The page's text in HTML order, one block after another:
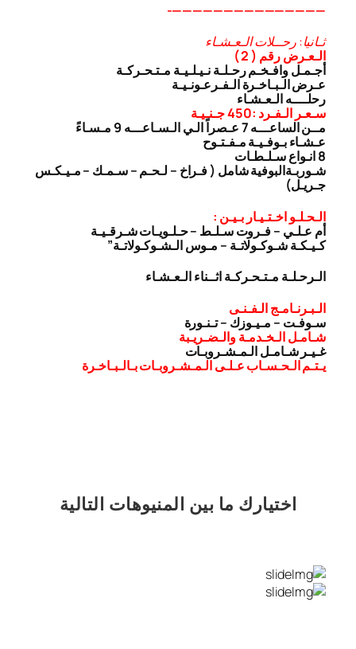
———————————————-
ثـانيا: رحــلات الـعـشـاء
الـعـرض رقم ( 2 )
أجـمـل وافـخـم رحـلـة نـيـلـيـة مـتـحـركـة
عـرض الـبـاخـرة الـفـرعـونـيـة
رحلــــه الـعـشـاء
سـعـر الـفـرد :450 جـنـيـة
مــن الساعـــه 7 عـصراً الـي الـسـاعـــه 9 مـسـاءً
عـشـاء بـوفـيـة مـفـتـوح
8 انـواع سـلـطـات
شـوربـةالبوفية شامل ( فـراخ – لـحـم – سـمـك – مـيـكـس
جـريـل)
الـحـلـو اخـتـيـار بـيـن :
أم عـلـي – فـروت سـلـط – حـلـويـات شـرقـيـة
كـيـكـة شـوكـولاتـة – مـوس الـشـوكـولاتـة”
الـرحـلـة مـتـحـركـة اثــناء الـعـشـاء
الـبـرنـامـج الـفـنـى
سـوفـت – مـيـوزك – تـنـورة
شـامـل الـخـدمـة والـضـريـبة
غـيـر شـامـل الـمـشـروبـات
يـتـم الـحـسـاب عـلـى الـمـشـروبـات بـالـبـاخـرة
اختيارك ما بين المنيوهات التالية